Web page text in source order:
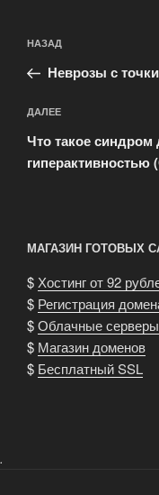
по
записям
Предыдущая
запись:
НАЗАД
Неврозы с
Следующая
запись
ДАЛЕЕ
Что такое
МАГАЗИН ГОТОВЫХ
$Хостинг от 92
$ Регистрация
$Облачные серверы
$ Магазин доменов
$ Бесплатный SSL
.